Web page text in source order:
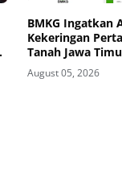
BMKG Ingatkan
Kekeringan
Tanah Jawa
Masuk Kategori
August 05, 2026